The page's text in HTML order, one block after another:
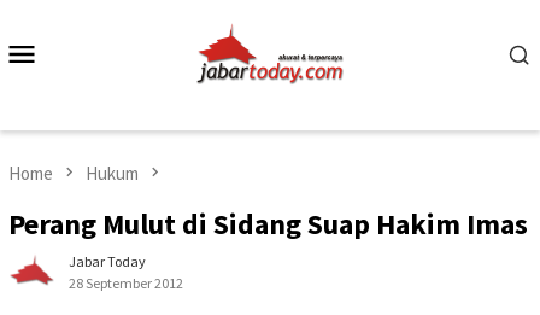
content
Home Hukum
Perang Mulut di Sidang Suap Hakim Imas
Jabar Today
28 September 2012